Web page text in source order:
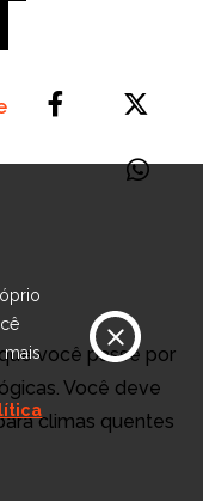
você passe por
Você deve
climas quentes
mais